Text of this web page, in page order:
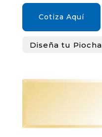
Cotiza Aquí
Diseña tu Piocha